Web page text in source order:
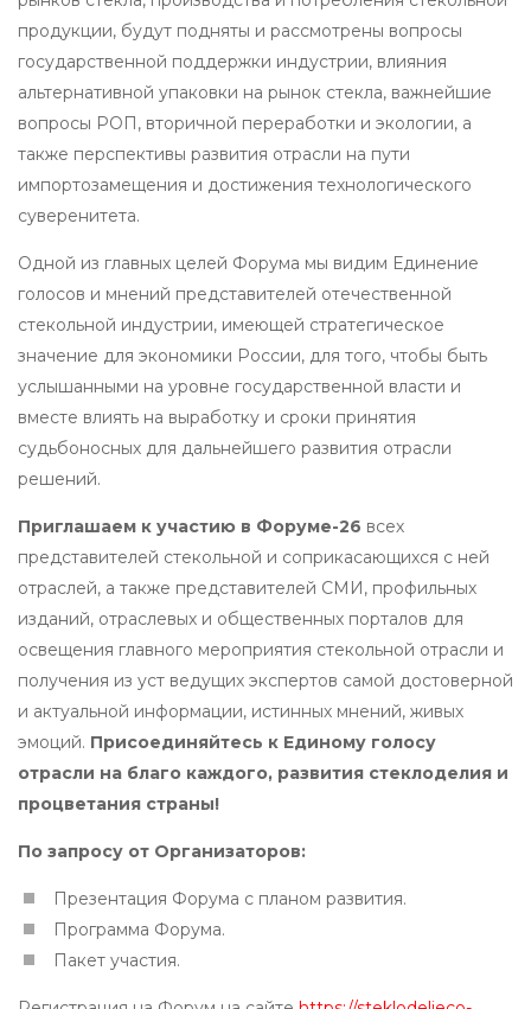
продукции, будут подняты и рассмотрены вопросы
государственной поддержки индустрии, влияния
альтернативной упаковки на рынок стекла, важнейшие
вопросы РОП, вторичной переработки и экологии, а
также перспективы развития отрасли на пути
импортозамещения и достижения технологического
суверенитета.
Одной из главных целей Форума мы видим Единение
голосов и мнений представителей отечественной
стекольной индустрии, имеющей стратегическое
значение для экономики России, для того, чтобы быть
услышанными на уровне государственной власти и
вместе влиять на выработку и сроки принятия
судьбоносных для дальнейшего развития отрасли
решений.
Приглашаем к участию в Форуме-26 всех
представителей стекольной и соприкасающихся с ней
отраслей, а также представителей СМИ, профильных
изданий, отраслевых и общественных порталов для
освещения главного мероприятия стекольной отрасли и
получения из уст ведущих экспертов самой достоверной
и актуальной информации, истинных мнений, живых
эмоций. Присоединяйтесь к Единому голосу
отрасли на благо каждого, развития стеклоделия и
процветания страны!
По запросу от Организаторов:
Презентация Форума с планом развития.
Программа Форума.
Пакет участия.